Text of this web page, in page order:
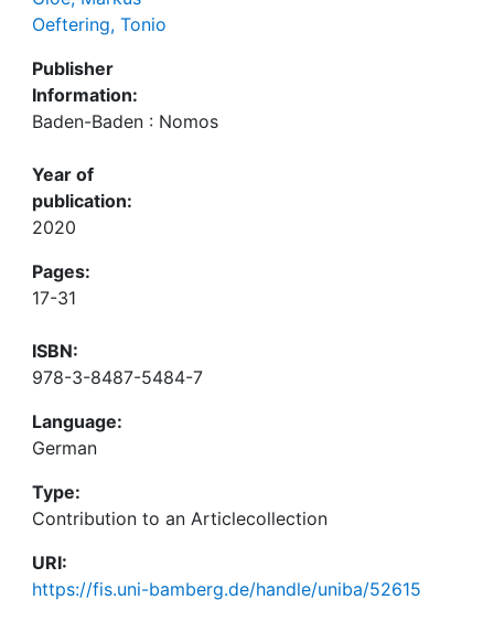
Oeftering, Tonio
Publisher
Information:
Baden-Baden : Nomos
Year of
publication:
2020
Pages:
17-31
ISBN:
978-3-8487-5484-7
Language:
German
Type:
Contribution to an Articlecollection
URI:
https://fis.uni-bamberg.de/handle/uniba/52615